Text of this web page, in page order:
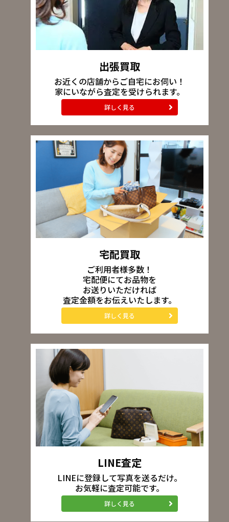
出張買取
お近くの店舗からご自宅にお伺い！
家にいながら査定を受けられます。
詳しく見る
宅配買取
ご利用者様多数！
宅配便にてお品物を
お送りいただければ
査定金額をお伝えいたします。
詳しく見る
LINE査定
LINEに登録して写真を送るだけ。
お気軽に査定可能です。
詳しく見る